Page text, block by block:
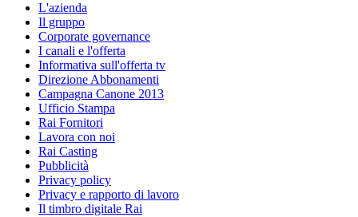
L'azienda
Il gruppo
Corporate governance
I canali e l'offerta
Informativa sull'offerta tv
Direzione Abbonamenti
Campagna Canone 2013
Ufficio Stampa
Rai Fornitori
Lavora con noi
Rai Casting
Pubblicità
Privacy policy
Privacy e rapporto di lavoro
Il timbro digitale Rai